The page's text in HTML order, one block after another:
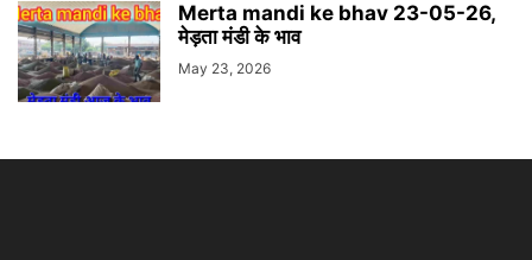
Merta mandi ke bhav 23-05-26,
मेड़ता मंडी के भाव
May 23, 2026